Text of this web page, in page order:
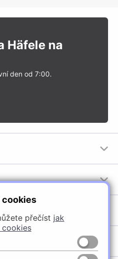
cookies
přečíst jak
cookies
Häfele na
den od 7:00.